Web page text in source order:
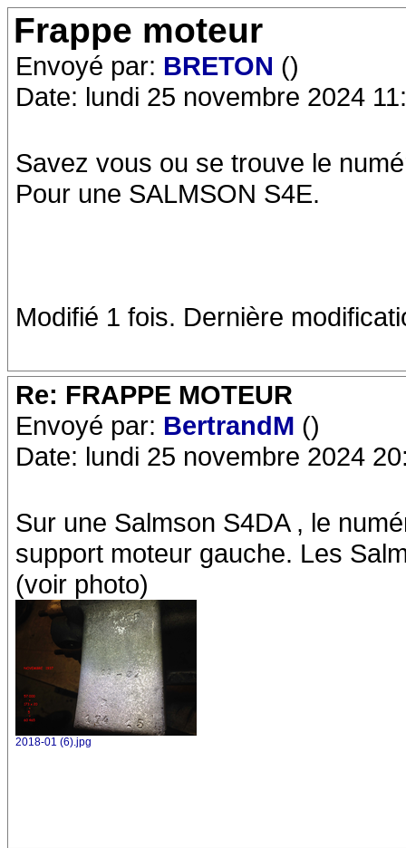
Frappe moteur
Envoyé par: BRETON ()
Date: lundi 25 novembre 2024
Savez vous ou se trouve le
Pour une SALMSON S4E.
Modifié 1 fois. Dernière
Re: FRAPPE MOTEUR
Envoyé par: BertrandM ()
Date: lundi 25 novembre 2024
Sur une Salmson S4DA , le
support moteur gauche. Les
(voir photo)
2018-01 (6).jpg